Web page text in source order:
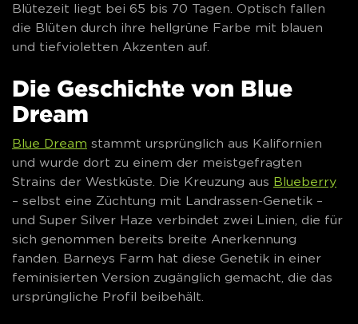
Blütezeit liegt bei 65 bis 70 Tagen. Optisch fallen
die Blüten durch ihre hellgrüne Farbe mit blauen
und tiefvioletten Akzenten auf.
Die Geschichte von Blue
Dream
Blue Dream stammt ursprünglich aus Kalifornien
und wurde dort zu einem der meistgefragten
Strains der Westküste. Die Kreuzung aus Blueberry
– selbst eine Züchtung mit Landrassen-Genetik –
und Super Silver Haze verbindet zwei Linien, die für
sich genommen bereits breite Anerkennung
fanden. Barneys Farm hat diese Genetik in einer
feminisierten Version zugänglich gemacht, die das
ursprüngliche Profil beibehält.